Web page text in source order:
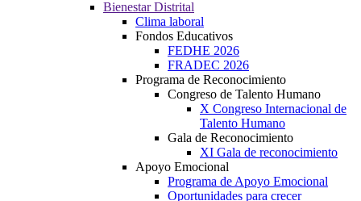
Bienestar Distrital
Clima laboral
Fondos Educativos
FEDHE 2026
FRADEC 2026
Programa de Reconocimiento
Congreso de Talento Humano
X Congreso Internacional de
Talento Humano
Gala de Reconocimiento
XI Gala de reconocimiento
Apoyo Emocional
Programa de Apoyo Emocional
Oportunidades para crecer